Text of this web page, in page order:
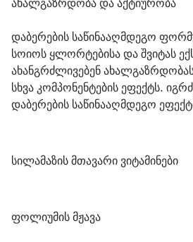
დაბერების საწინააღმდეგო
სოიოს ყლორტებისა და შვიტას
ახანგრძლივებენ
სხვა კომპონენტების ეფექტს.
დაბერების საწინააღმდეგო
სილამაზის მთავარი ვიტამინები
ფოლიუმის მჟავა